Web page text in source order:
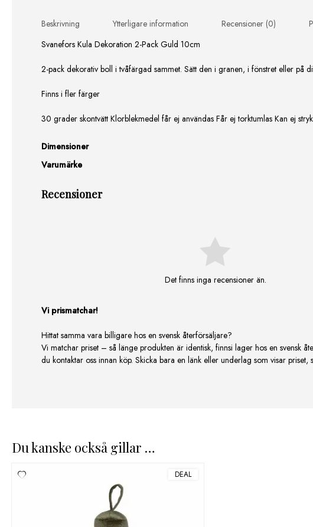
Beskrivning Ytterligare information Recensioner (0)
Svanefors Kula Dekoration 2-Pack Guld 10cm
2-pack dekorativ boll i tvåfärgad sammet. Sätt den i granen, i fönstret eller
Finns i fler färger
30 grader skontvätt Klorblekmedel får ej användas Får ej torktumlas Kan ej
Dimensioner
Varumärke
Recensioner
Det finns inga recensioner än.
Vi prismatchar!
Hittat samma vara billigare hos en svensk återförsäljare?
Vi matchar priset – så länge produkten är identisk, finnsi lager hos en svensk
du kontaktar oss innan köp. Skicka bara en länk eller underlag som visar priset,
Du kanske också gillar …
DEAL